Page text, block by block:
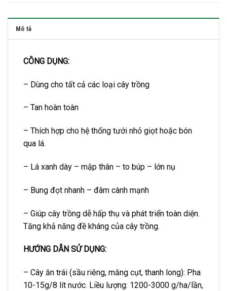
Mô tả
CÔNG DỤNG:
– Dùng cho tất cả các loại cây trồng
– Tan hoàn toàn
– Thích hợp cho hệ thống tưới nhỏ giọt hoặc bón
qua lá.
– Lá xanh dày – mập thân – to búp – lớn nụ
– Bung đọt nhanh – đâm cành mạnh
– Giúp cây trồng dễ hấp thụ và phát triển toàn diện.
Tăng khả năng đề kháng của cây trồng.
HƯỚNG DẪN SỬ DỤNG:
– Cây ăn trái (sầu riêng, măng cụt, thanh long): Pha
10-15g/8 lít nước. Liều lượng: 1200-3000 g/ha/lần,